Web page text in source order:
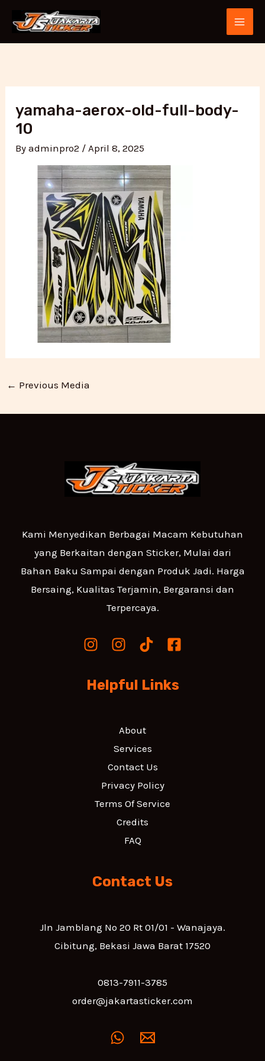
content
yamaha-aerox-old-full-body-
10
Byadminpro2 /April 8, 2025
navigation
← Previous Media
Kami Menyedikan Berbagai Macam Kebutuhan
yang Berkaitan dengan Sticker, Mulai dari
Bahan Baku Sampai dengan Produk Jadi. Harga
Bersaing, Kualitas Terjamin, Bergaransi dan
Terpercaya.
Helpful Links
About
Services
Contact Us
Privacy Policy
Terms Of Service
Credits
FAQ
Contact Us
Jln Jamblang No 20 Rt 01/01 - Wanajaya.
Cibitung, Bekasi Jawa Barat 17520
0813-7911-3785
order@jakartasticker.com